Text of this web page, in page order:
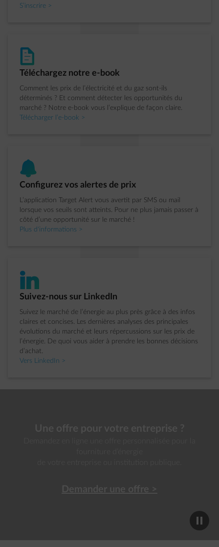
S’inscrire >
document-text
�tape 2 sur 4:
Téléchargez notre e-book
Comment les prix de l’électricité et du gaz sont-ils
déterminés ? Et comment détecter les opportunités du
marché ? Notre e-book vous l’explique de façon claire.
Télécharger l’e-book >
bell
�tape 3 sur 4:
Configurez vos alertes de prix
L’application Target Alert vous avertit par SMS ou mail
lorsque vos seuils sont atteints. Pour ne plus jamais passer à
côté d’une opportunité sur le marché !
Plus d'informations >
impulse-linkedIn
�tape 4 sur 4:
Suivez-nous sur LinkedIn
Suivez le marché de l’énergie au plus près grâce à des infos
claires et concises. Les dernières analyses des principales
évolutions du marché et leurs répercussions sur les prix de
l’énergie. De quoi vous aider à prendre les bonnes décisions
d’achat.
Vers LinkedIn >